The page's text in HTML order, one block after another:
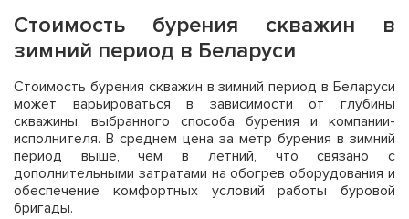
Стоимость бурения скважин в
зимний период в Беларуси
Стоимость бурения скважин в зимний период в Беларуси
может варьироваться в зависимости от глубины
скважины, выбранного способа бурения и компании-
исполнителя. В среднем цена за метр бурения в зимний
период выше, чем в летний, что связано с
дополнительными затратами на обогрев оборудования и
обеспечение комфортных условий работы буровой
бригады.